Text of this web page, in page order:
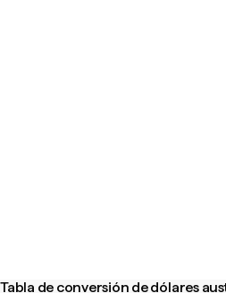
Tabla de conversión de dólares